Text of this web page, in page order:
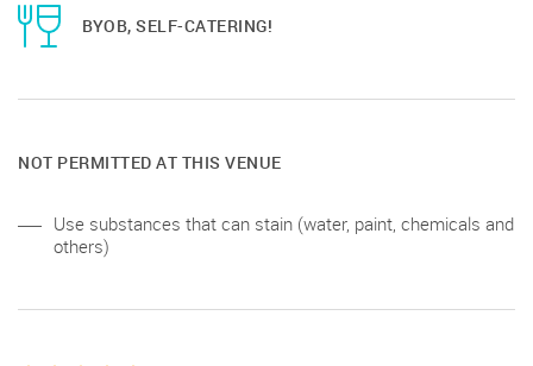
BYOB, SELF-CATERING!
NOT PERMITTED AT THIS VENUE
Use substances that can stain (water, paint, chemicals and
others)